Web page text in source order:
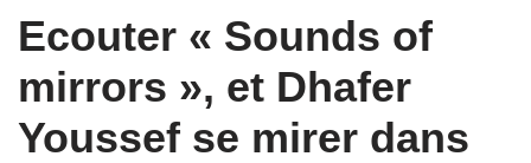
Ecouter « Sounds of
mirrors », et Dhafer
Youssef se mirer dans